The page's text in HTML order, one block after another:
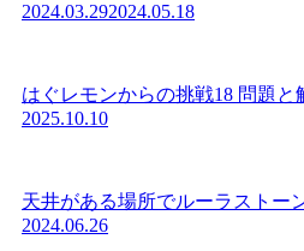
2024.03.292024.05.18
はぐレモンからの挑戦18 問題と
2025.10.10
天井がある場所でルーラストー
2024.06.26